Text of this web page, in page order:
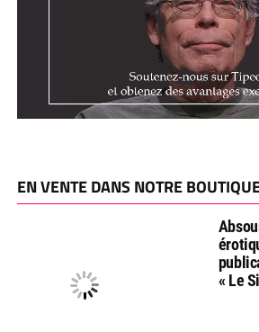
EN VENTE DANS NOTRE
« Le